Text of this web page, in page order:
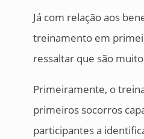
Já com relação aos
treinamento em
ressaltar que são
Primeiramente, o
primeiros socorros
participantes a